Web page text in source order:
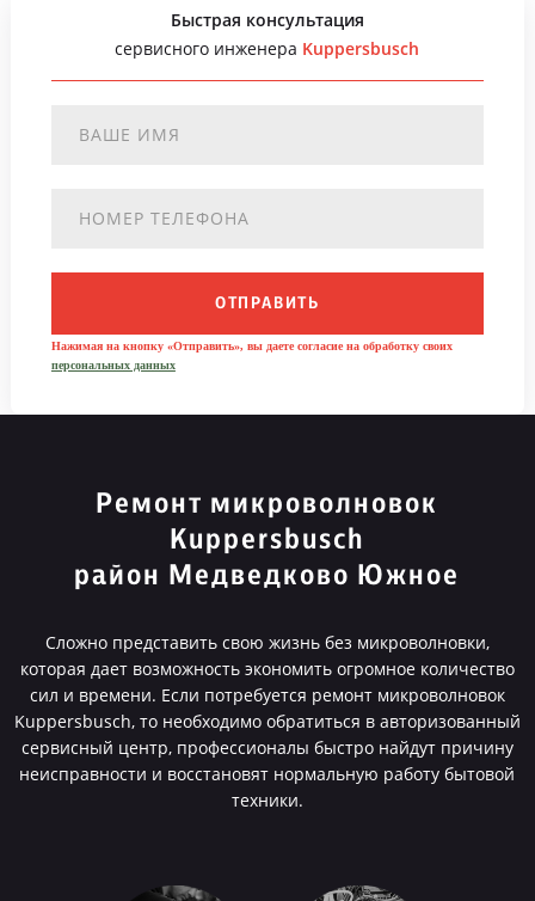
Быстрая консультация
сервисного инженера Kuppersbusch
ОТПРАВИТЬ
Нажимая на кнопку «Отправить», вы даете согласие на обработку своих
персональных данных
Ремонт микроволновок
Kuppersbusch
район Медведково Южное
Сложно представить свою жизнь без микроволновки,
которая дает возможность экономить огромное количество
сил и времени. Если потребуется ремонт микроволновок
Kuppersbusch, то необходимо обратиться в авторизованный
сервисный центр, профессионалы быстро найдут причину
неисправности и восстановят нормальную работу бытовой
техники.